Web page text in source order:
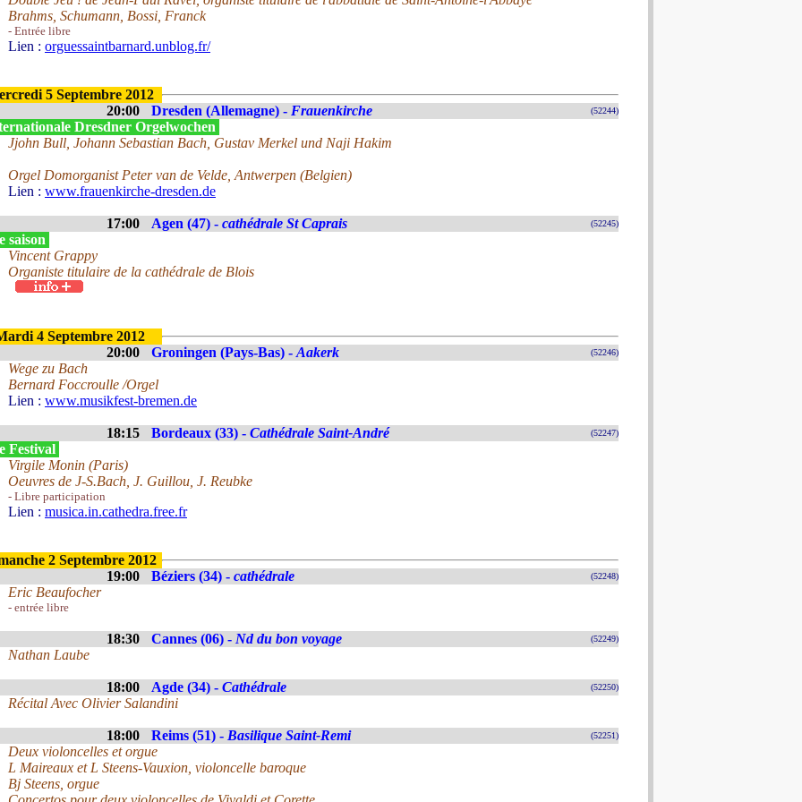
Brahms, Schumann, Bossi, Franck
- Entrée libre
Lien : orguessaintbarnard.unblog.fr/
5 Septembre 2012
20:00
Dresden (Allemagne) - Frauenkirche (52244)
Dresdner Orgelwochen
Jjohn Bull, Johann Sebastian Bach, Gustav Merkel und Naji Hakim
Orgel Domorganist Peter van de Velde, Antwerpen (Belgien)
Lien : www.frauenkirche-dresden.de
17:00 Agen (47) - cathédrale St Caprais (52245)
saison
Vincent Grappy
Organiste titulaire de la cathédrale de Blois
4 Septembre 2012
20:00
Groningen (Pays-Bas) - Aakerk (52246)
Wege zu Bach
Bernard Foccroulle /Orgel
Lien : www.musikfest-bremen.de
18:15 Bordeaux (33) - Cathédrale Saint-André (52247)
Festival
Virgile Monin (Paris)
Oeuvres de J-S.Bach, J. Guillou, J. Reubke
- Libre participation
Lien : musica.in.cathedra.free.fr
2 Septembre 2012
19:00
Béziers (34) - cathédrale (52248)
Eric Beaufocher
- entrée libre
18:30 Cannes (06) - Nd du bon voyage (52249)
Nathan Laube
18:00 Agde (34) - Cathédrale (52250)
Récital Avec Olivier Salandini
18:00 Reims (51) - Basilique Saint-Remi (52251)
Deux violoncelles et orgue
L Maireaux et L Steens-Vauxion, violoncelle baroque
Bj Steens, orgue